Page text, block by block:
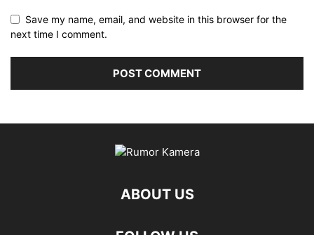
Save my name, email, and website in this browser for the
next time I comment.
ABOUT US